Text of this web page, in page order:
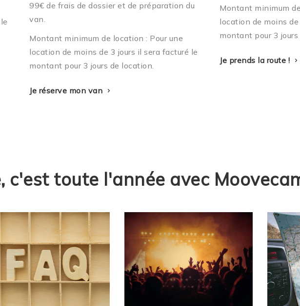
99€ de frais de dossier et de préparation du
van.
Montant minimum de location : Pour une
location de moins de 3 jours il sera facturé le
montant pour 3 jours de location.
Je réserve mon van
Montant minimum
location de moins
montant pour 3
Je prends la route !
c'est toute l'année avec